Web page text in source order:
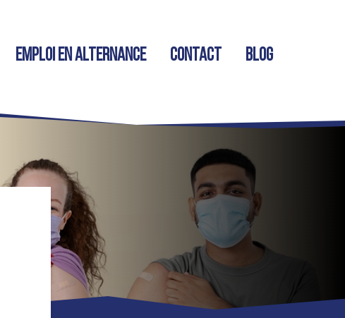
Emploi en alternance Contact Blog